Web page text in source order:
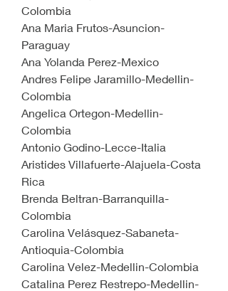
Colombia
Ana Maria Frutos-Asuncion-
Paraguay
Ana Yolanda Perez-Mexico
Andres Felipe Jaramillo-Medellin-
Colombia
Angelica Ortegon-Medellin-
Colombia
Antonio Godino-Lecce-Italia
Aristides Villafuerte-Alajuela-Costa
Rica
Brenda Beltran-Barranquilla-
Colombia
Carolina Velásquez-Sabaneta-
Antioquia-Colombia
Carolina Velez-Medellin-Colombia
Catalina Perez Restrepo-Medellin-